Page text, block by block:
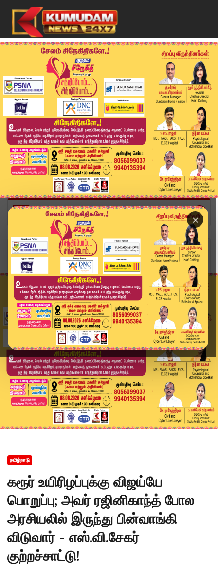
×
Home
தமிழ்நாடு
கரூர் உயிரிழப்புக்கு விஜய்யே பொறுப்பு; அவர் ரஜி...
தமிழ்நாடு
கரூர் உயிரிழப்புக்கு விஜய்யே
பொறுப்பு; அவர் ரஜினிகாந்த் போல
அரசியலில் இருந்து பின்வாங்கி
விடுவார் - எஸ்.வி.சேகர்
குற்றச்சாட்டு!